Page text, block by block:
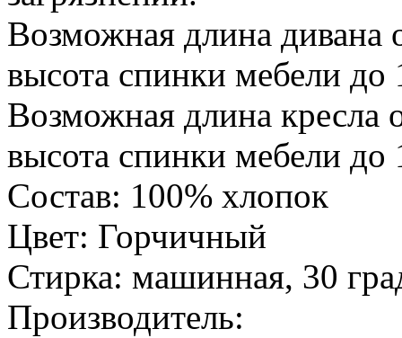
Возможная длина дивана
высота спинки мебели до
Возможная длина кресла
высота спинки мебели до
Состав: 100% хлопок
Цвет: Горчичный
Стирка: машинная, 30
Производитель: